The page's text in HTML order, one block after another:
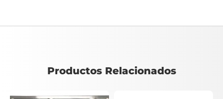
Productos Relacionados